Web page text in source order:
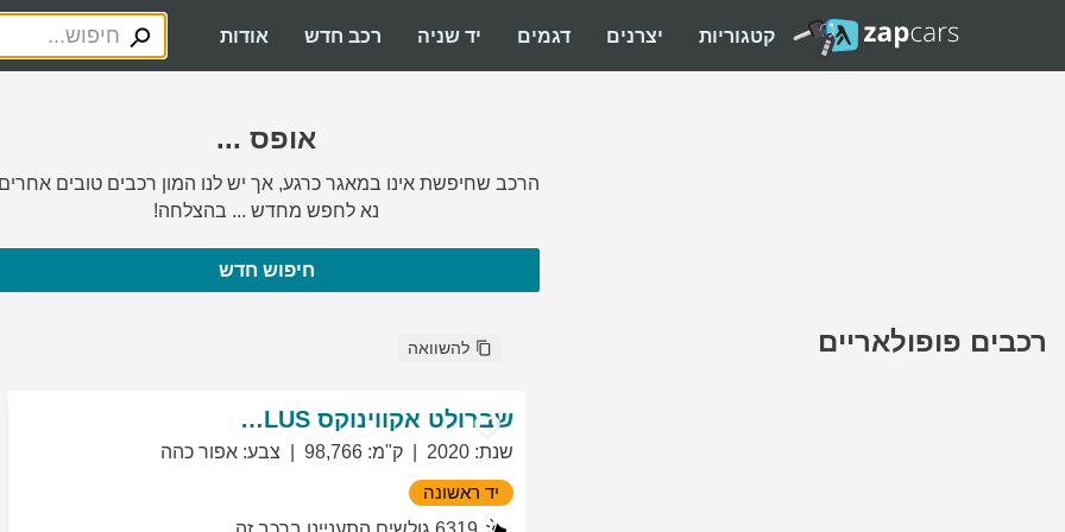
קטגוריות יצרנים דגמים יד שניה רכב חדש אודות
אופס ...
הרכב שחיפשת אינו במאגר כרגע, אך יש לנו המון רכבים טובים
נא לחפש מחדש ... בהצלחה!
חיפוש חדש
רכבים פופולאריים להשוואה
שברולט אקווינוקס LT PLUS
שנת:
2020 ק"מ:
98,766 צבע: אפור כהה
יד ראשונה